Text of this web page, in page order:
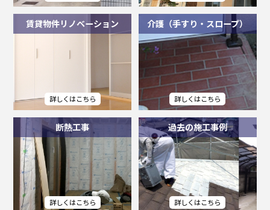
賃貸物件リノベーション 介護（手すり・スロープ）
断熱工事 過去の施工事例